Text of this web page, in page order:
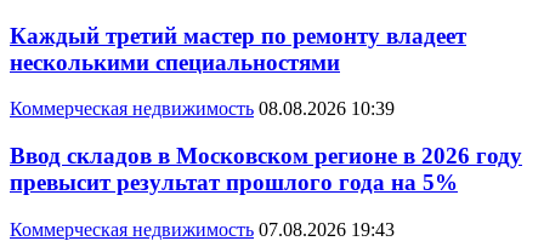
Каждый третий мастер по ремонту владеет
несколькими специальностями
Коммерческая недвижимость 08.08.2026 10:39
Ввод складов в Московском регионе в 2026 году
превысит результат прошлого года на 5%
Коммерческая недвижимость 07.08.2026 19:43